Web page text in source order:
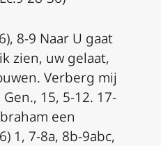
8-9 Naar U gaat
zien, uw gelaat,
Verberg mij
15, 5-12. 17-
een
1, 7-8a, 8b-9abc,